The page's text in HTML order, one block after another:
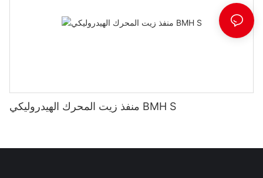
منفذ زيت المحرك الهيدروليكي BMH S